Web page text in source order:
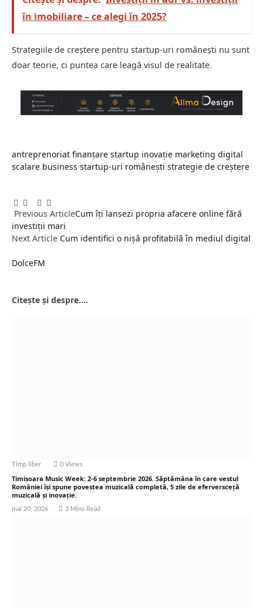
în imobiliare – ce alegi în 2025?
Strategiile de creștere pentru startup-uri românești nu sunt
doar teorie, ci puntea care leagă visul de realitate.
antreprenoriat finanțare startup inovație marketing digital
scalare business startup-uri românești strategie de creștere
Facebook
Twitter
Pinterest
LinkedIn
Tumblr
Previous ArticleCum îți lansezi propria afacere online fără
investiții mari
Next Article Cum identifici o nișă profitabilă în mediul digital
DolceFM
Citește și despre....
Timp liber 0 Views
Timișoara Music Week: 2-6 septembrie 2026. Săptămâna în care vestul
României își spune povestea muzicală completă, 5 zile de eferversceță
muzicală și inovație.
mai 20, 2026 3 Mins Read